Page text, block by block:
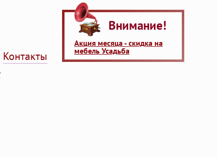
Контакты
Внимание!
Акция месяца - скидка на
мебель Усадьба